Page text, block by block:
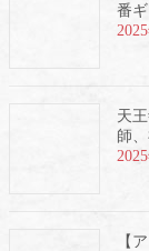
番ギ
天
師
【